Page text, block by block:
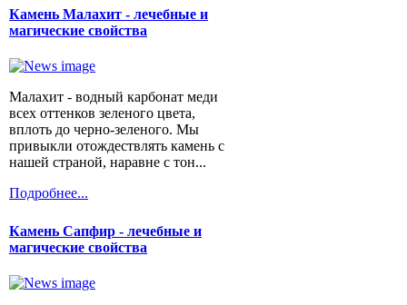
Камень Малахит - лечебные и
магические свойства
Малахит - водный карбонат меди
всех оттенков зеленого цвета,
вплоть до черно-зеленого. Мы
привыкли отождествлять камень с
нашей страной, наравне с тон...
Подробнее...
Камень Сапфир - лечебные и
магические свойства